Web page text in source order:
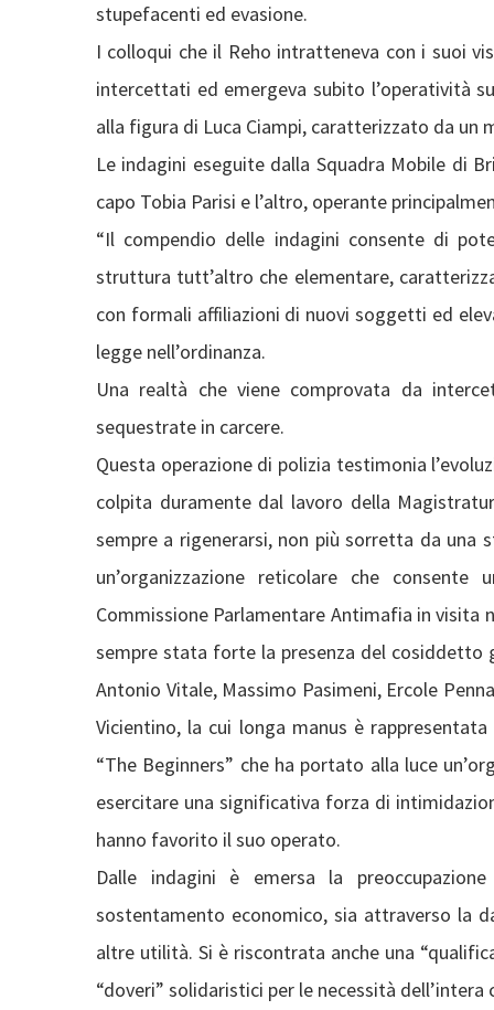
stupefacenti ed evasione.
I colloqui che il Reho intratteneva con i suoi
intercettati ed emergeva subito l’operatività
alla figura di Luca Ciampi, caratterizzato da un
Le indagini eseguite dalla Squadra Mobile di
capo Tobia Parisi e l’altro, operante
“Il compendio delle indagini consente di
struttura tutt’altro che elementare,
con formali affiliazioni di nuovi soggetti ed
legge nell’ordinanza.
Una realtà che viene comprovata da
sequestrate in carcere.
Questa operazione di polizia testimonia
colpita duramente dal lavoro della
sempre a rigenerarsi, non più sorretta da
un’organizzazione reticolare che
Commissione Parlamentare Antimafia in visita
sempre stata forte la presenza del cosiddetto
Antonio Vitale, Massimo Pasimeni, Ercole
Vicientino, la cui longa manus è
“The Beginners” che ha portato alla luce
esercitare una significativa forza di
hanno favorito il suo operato.
Dalle indagini è emersa la
sostentamento economico, sia attraverso la
altre utilità. Si è riscontrata anche una
“doveri” solidaristici per le necessità dell’intera